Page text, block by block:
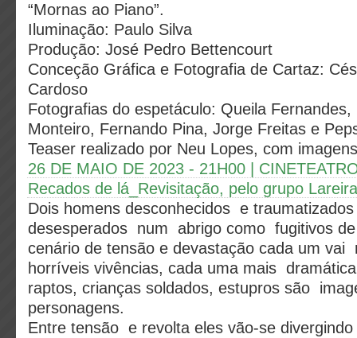
“Mornas ao Piano”.
Iluminação: Paulo Silva
Produção: José Pedro Bettencourt
Conceção Gráfica e Fotografia de Cartaz:
Cardoso
Fotografias do espetáculo: Queila Fernandes,
Monteiro, Fernando Pina, Jorge Freitas e
Teaser realizado por Neu Lopes, com
26 DE MAIO DE 2023 - 21H00 |
Recados de lá_Revisitação, pelo grupo
Dois homens desconhecidos e
desesperados num abrigo como fugitivos
cenário de tensão e devastação cada um
horríveis vivências, cada uma mais
raptos, crianças soldados, estupros são
personagens.
Entre tensão e revolta eles vão-se